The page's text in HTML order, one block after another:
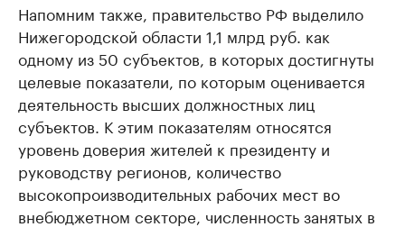
Напомним также, правительство РФ выделило
Нижегородской области 1,1 млрд руб. как
одному из 50 субъектов, в которых достигнуты
целевые показатели, по которым оценивается
деятельность высших должностных лиц
субъектов. К этим показателям относятся
уровень доверия жителей к президенту и
руководству регионов, количество
высокопроизводительных рабочих мест во
внебюджетном секторе, численность занятых в